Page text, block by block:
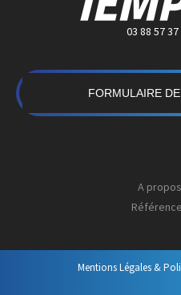
03 88 57 37
FORMULAIRE
A propos
Mentions Légales &